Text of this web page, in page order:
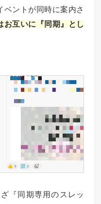
ベントが同時に案内さ
お互いに『同期』とし
『同期専用のスレッ